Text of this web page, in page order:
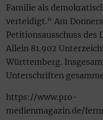
Familie als
verteidigt.“ Am
Petitionsausschuss des
Allein 81.902
Württemberg.
Unterschriften
https://www.pro-
medienmagazin.de/